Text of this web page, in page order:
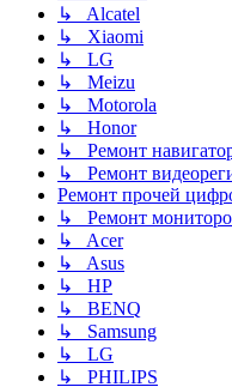
↳ Alcatel
↳ Xiaomi
↳ LG
↳ Meizu
↳ Motorola
↳ Honor
↳ Ремонт
↳ Ремонт
Ремонт прочей
↳ Ремонт
↳ Acer
↳ Asus
↳ HP
↳ BENQ
↳ Samsung
↳ LG
↳ PHILIPS